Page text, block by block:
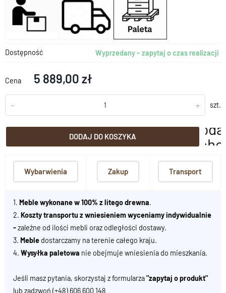
Dostępność Wyprzedany – zapytaj o czas realizacji
Cena 5 889,00 zł
- + szt.
DODAJ DO KOSZYKA
Wybarwienia Zakup Transport
1. Meble wykonane w 100% z litego drewna.
2. Koszty transportu z wniesieniem wyceniamy indywidualnie
-zależne od ilości mebli oraz odległości dostawy.
3. Meble dostarczamy na terenie całego kraju.
4. Wysyłka paletowa nie obejmuje wniesienia do mieszkania.
Jeśli masz pytania, skorzystaj z formularza"zapytaj o produkt"
lub zadzwoń (+48) 606 600 148